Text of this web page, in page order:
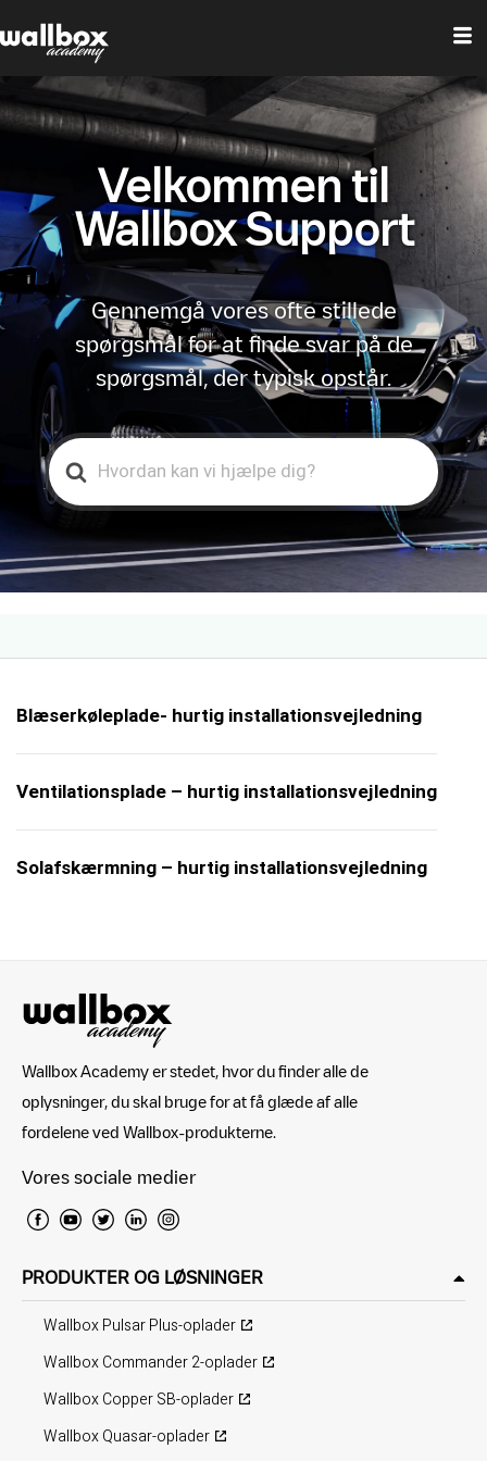
Velkommen til
Wallbox Support
Gennemgå vores ofte stillede
spørgsmål for at finde svar på de
spørgsmål, der typisk opstår.
Search
For
Blæserkøleplade- hurtig installationsvejledning
Ventilationsplade – hurtig installationsvejledning
Solafskærmning – hurtig installationsvejledning
Wallbox Academy er stedet, hvor du finder alle de
oplysninger, du skal bruge for at få glæde af alle
fordelene ved Wallbox-produkterne.
Vores sociale medier
PRODUKTER OG LØSNINGER
Wallbox Pulsar Plus-oplader
Wallbox Commander 2-oplader
Wallbox Copper SB-oplader
Wallbox Quasar-oplader